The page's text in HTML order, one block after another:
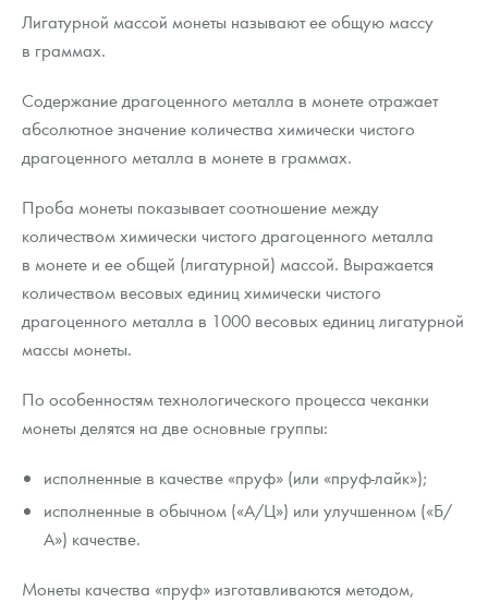
Лигатурной массой монеты называют ее общую массу
в граммах.
Содержание драгоценного металла в монете отражает
абсолютное значение количества химически чистого
драгоценного металла в монете в граммах.
Проба монеты показывает соотношение между
количеством химически чистого драгоценного металла
в монете и ее общей (лигатурной) массой. Выражается
количеством весовых единиц химически чистого
драгоценного металла в 1000 весовых единиц лигатурной
массы монеты.
По особенностям технологического процесса чеканки
монеты делятся на две основные группы:
исполненные в качестве «пруф» (или «пруф-лайк»);
исполненные в обычном («А/Ц») или улучшенном («Б/
А») качестве.
Монеты качества «пруф» изготавливаются методом,